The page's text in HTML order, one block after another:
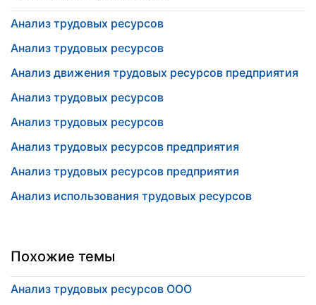
Анализ трудовых ресурсов
Анализ трудовых ресурсов
Анализ движения трудовых ресурсов предприятия
Анализ трудовых ресурсов
Анализ трудовых ресурсов
Анализ трудовых ресурсов предприятия
Анализ трудовых ресурсов предприятия
Анализ использования трудовых ресурсов
Похожие темы
Анализ трудовых ресурсов ООО